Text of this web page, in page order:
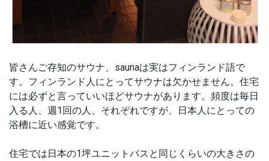
皆さんご存知のサウナ、 saunaは実はフィンランド語で
す。フィンランド人にとってサウナは欠かせません。住宅
には必ずと言っていいほどサウナがあります。頻度は毎日
入る人、週1回の人、それぞれですが、日本人にとっての
浴槽に近い感覚です。
住宅では日本の1坪ユニットバスと同じくらいの大きさの